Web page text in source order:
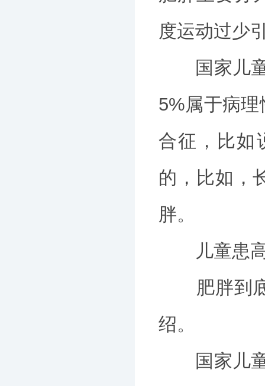
度运动过少
国家儿童
5%属于病
合征，比如
的，比如，
胖。
儿童患高
肥胖到底
绍。
国家儿童